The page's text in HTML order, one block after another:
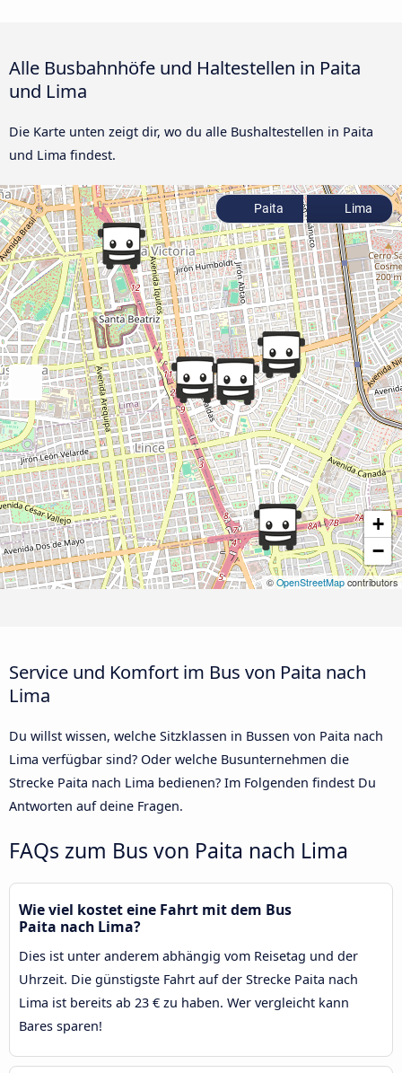
Alle Busbahnhöfe und Haltestellen in Paita
und Lima
Die Karte unten zeigt dir, wo du alle Bushaltestellen in Paita
und Lima findest.
+
−
© OpenStreetMap contributors
Paita Lima
Service und Komfort im Bus von Paita nach
Lima
Du willst wissen, welche Sitzklassen in Bussen von Paita nach
Lima verfügbar sind? Oder welche Busunternehmen die
Strecke Paita nach Lima bedienen? Im Folgenden findest Du
Antworten auf deine Fragen.
FAQs zum Bus von Paita nach Lima
Wie viel kostet eine Fahrt mit dem Bus
Paita nach Lima?
Dies ist unter anderem abhängig vom Reisetag und der
Uhrzeit. Die günstigste Fahrt auf der Strecke Paita nach
Lima ist bereits ab 23 € zu haben. Wer vergleicht kann
Bares sparen!